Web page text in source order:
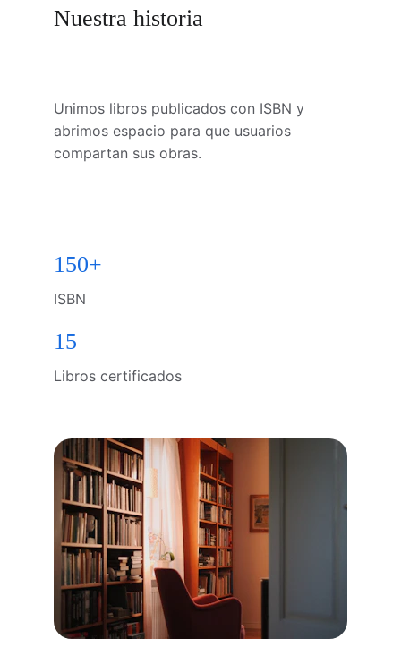
Nuestra historia
Unimos libros publicados con ISBN y
abrimos espacio para que usuarios
compartan sus obras.
150+
15
Libros certificados
ISBN